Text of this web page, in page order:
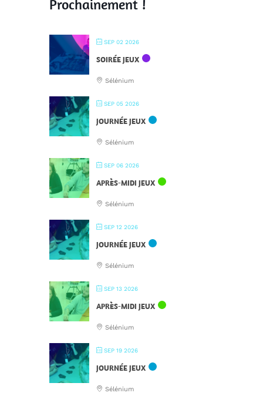
Prochainement !
SEP 02 2026
SOIRÉE JEUX
Sélénium
SEP 05 2026
JOURNÉE JEUX
Sélénium
SEP 06 2026
APRÈS-MIDI JEUX
Sélénium
SEP 12 2026
JOURNÉE JEUX
Sélénium
SEP 13 2026
APRÈS-MIDI JEUX
Sélénium
SEP 19 2026
JOURNÉE JEUX
Sélénium